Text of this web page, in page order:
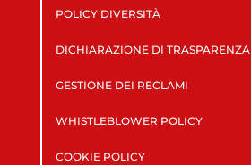
POLICY DIVERSITÀ
DICHIARAZIONE DI TRASPARENZA
GESTIONE DEI RECLAMI
WHISTLEBLOWER POLICY
COOKIE POLICY